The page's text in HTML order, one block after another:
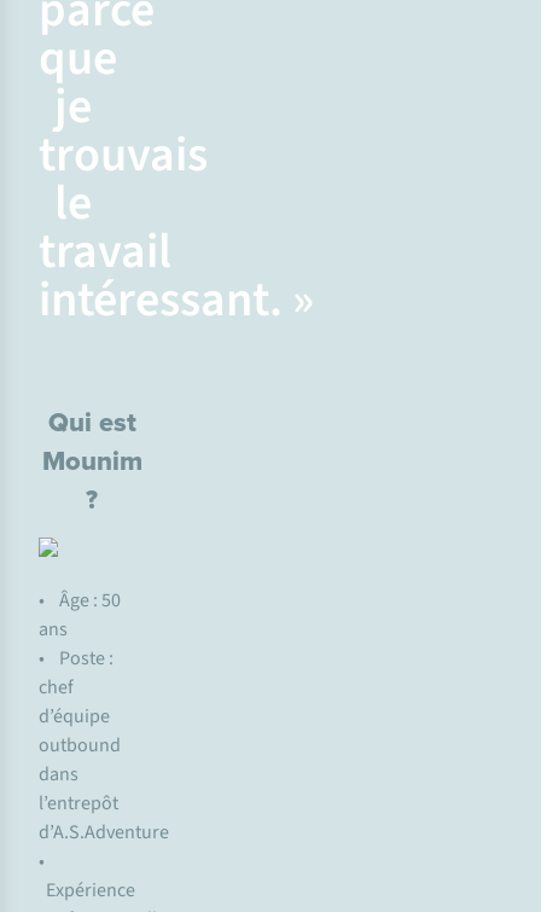
que
je
trouvais
le
travail
intéressant. »
Qui est
Mounim
?
• Âge : 50
ans
• Poste :
chef
d’équipe
outbound
dans
l’entrepôt
d’A.S.Adventure
•
Expérience